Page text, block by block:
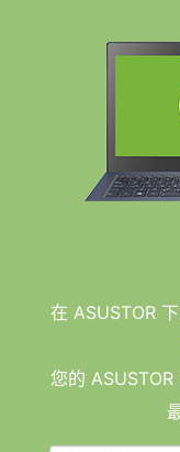
在 ASUSTOR
您的